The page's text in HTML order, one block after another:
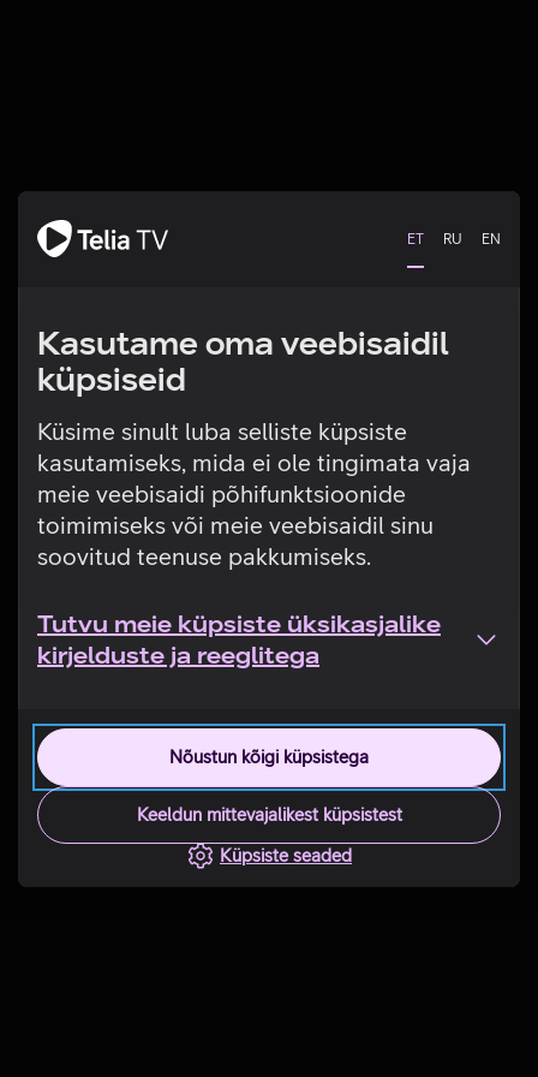
ET RU EN
Kasutame oma veebisaidil
küpsiseid
Küsime sinult luba selliste küpsiste
kasutamiseks, mida ei ole tingimata vaja
meie veebisaidi põhifunktsioonide
toimimiseks või meie veebisaidil sinu
soovitud teenuse pakkumiseks.
Tutvu meie küpsiste üksikasjalike
kirjelduste ja reeglitega
Nõustun kõigi küpsistega
Keeldun mittevajalikest küpsistest
Küpsiste seaded
Tehniline viga